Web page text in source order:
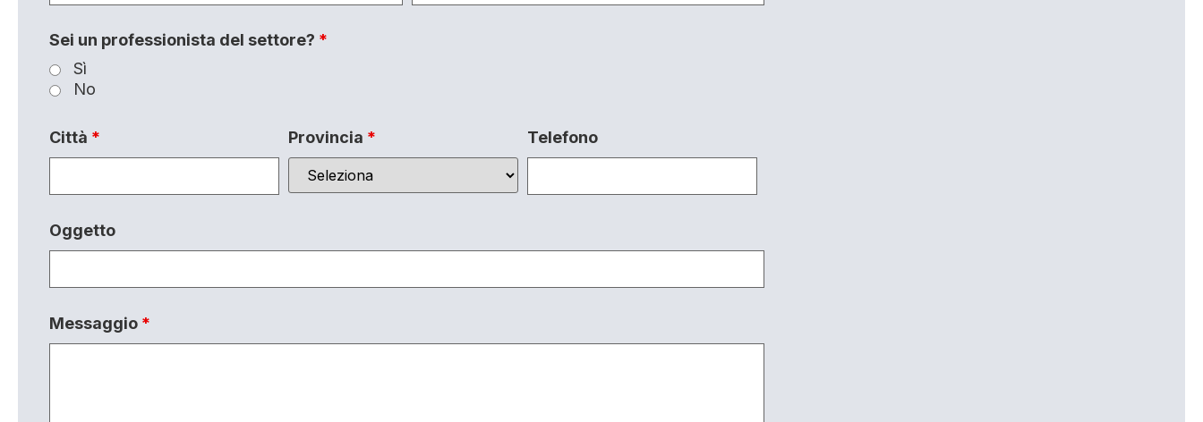
Sei un professionista del settore? *
Sì
No
Città * Provincia * Telefono
Oggetto
Messaggio *